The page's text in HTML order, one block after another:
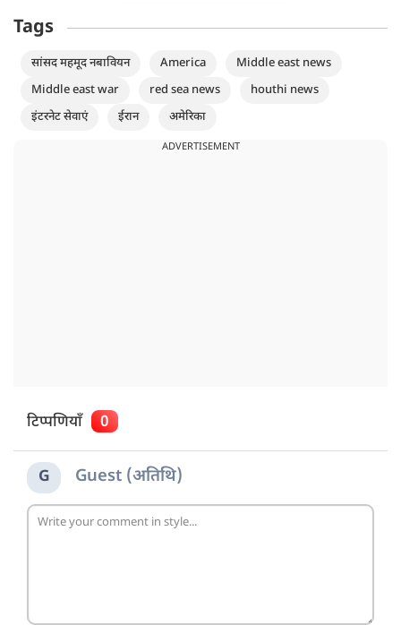
Tags
सांसद महमूद नबावियन America
Middle east news
Middle east war
red sea news
houthi news
इंटरनेट सेवाएं
ईरान अमेरिका
ADVERTISEMENT
टिप्पणियाँ 0
G Guest (अतिथि)